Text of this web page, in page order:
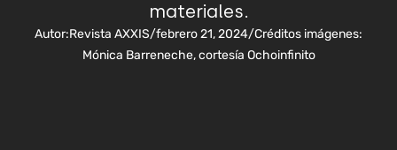
materiales.
Autor:Revista AXXIS/febrero 21, 2024/Créditos imágenes:
Mónica Barreneche, cortesía Ochoinfinito